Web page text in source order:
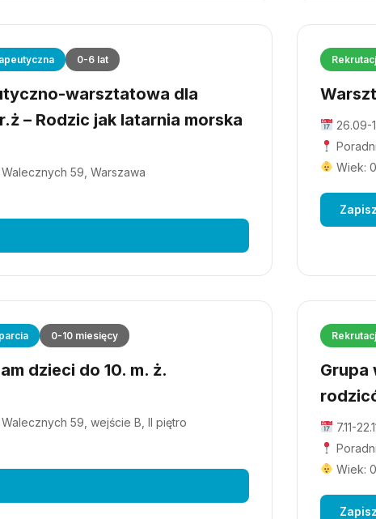
0-6 lat
warsztatowa dla
– Rodzic jak latarnia morska
59, Warszawa
26.09-
Wiek:
0-10 miesięcy
dzieci do 10. m. ż.
59, wejście B, II piętro
Grupa
7.11-
Wiek: